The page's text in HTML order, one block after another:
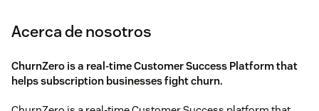
Acerca de nosotros
ChurnZero is a real-time Customer Success Platform that
helps subscription businesses fight churn.